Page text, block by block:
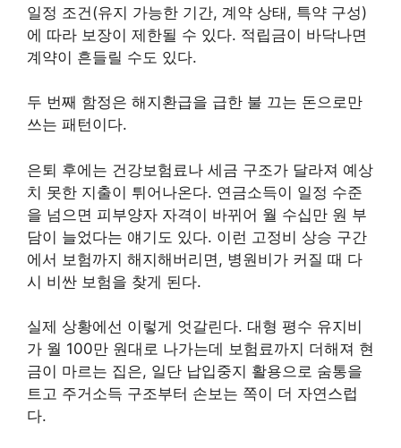
일정 조건(유지 가능한 기간, 계약 상태, 특약 구성)
에 따라 보장이 제한될 수 있다. 적립금이 바닥나면
계약이 흔들릴 수도 있다.
두 번째 함정은 해지환급을 급한 불 끄는 돈으로만
쓰는 패턴이다.
은퇴 후에는 건강보험료나 세금 구조가 달라져 예상
치 못한 지출이 튀어나온다. 연금소득이 일정 수준
을 넘으면 피부양자 자격이 바뀌어 월 수십만 원 부
담이 늘었다는 얘기도 있다. 이런 고정비 상승 구간
에서 보험까지 해지해버리면, 병원비가 커질 때 다
시 비싼 보험을 찾게 된다.
실제 상황에선 이렇게 엇갈린다. 대형 평수 유지비
가 월 100만 원대로 나가는데 보험료까지 더해져 현
금이 마르는 집은, 일단 납입중지 활용으로 숨통을
트고 주거소득 구조부터 손보는 쪽이 더 자연스럽
다.